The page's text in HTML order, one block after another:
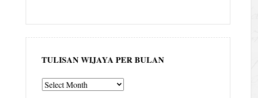
TULISAN WIJAYA PER BULAN
Tulisan